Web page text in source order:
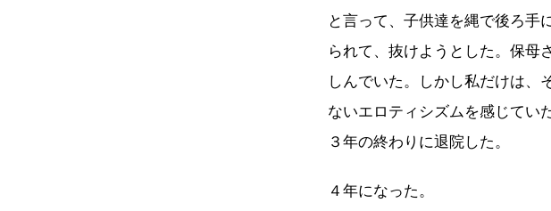
と言って、子供達を縄で後ろ手
られて、抜けようとした。保母
しんでいた。しかし私だけは、
ないエロティシズムを感じてい
３年の終わりに退院した。
４年になった。